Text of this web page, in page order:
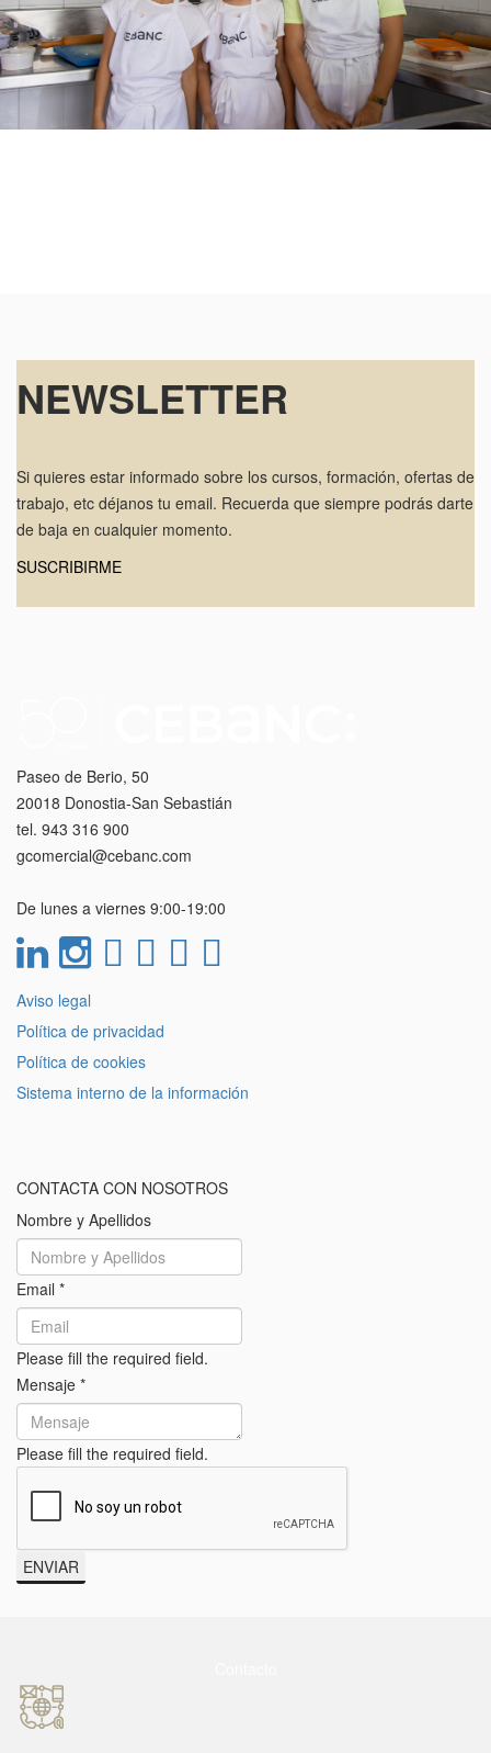
NEWSLETTER
Si quieres estar informado sobre los cursos, formación, ofertas de
trabajo, etc déjanos tu email. Recuerda que siempre podrás darte
de baja en cualquier momento.
SUSCRIBIRME
Paseo de Berio, 50
20018 Donostia-San Sebastián
tel. 943 316 900
gcomercial@cebanc.com
De lunes a viernes 9:00-19:00
Aviso legal
Política de privacidad
Política de cookies
Sistema interno de la información
CONTACTA CON NOSOTROS
Nombre y Apellidos
Email *
Please fill the required field.
Mensaje *
Please fill the required field.
ENVIAR